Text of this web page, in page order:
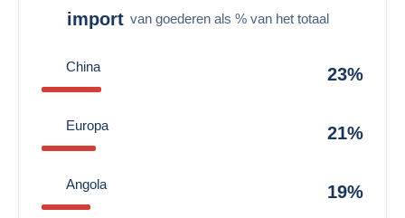
import van goederen als % van het totaal
China 23%
Europa 21%
Angola 19%